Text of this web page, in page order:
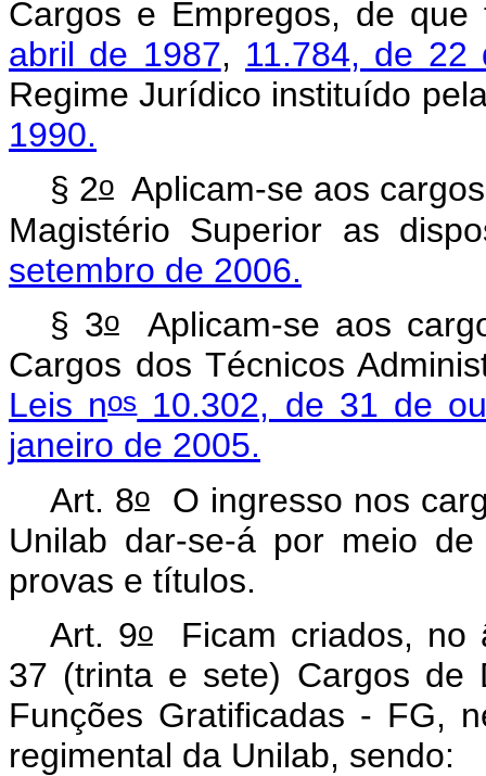
Cargos e Empregos, de
abril de 1987, 11.784, de 22
Regime Jurídico instituído
1990.
§ 2oAplicam-se aos
Magistério Superior as
setembro de 2006.
§ 3oAplicam-se aos
Cargos dos Técnicos
Leis nos10.302, de 31 de
janeiro de 2005.
Art. 8o
O ingresso nos
Unilab dar-se-á por meio
provas e títulos.
Art. 9oFicam criados, no
37 (trinta e sete) Cargos
Funções Gratificadas - FG,
regimental da Unilab, sendo: